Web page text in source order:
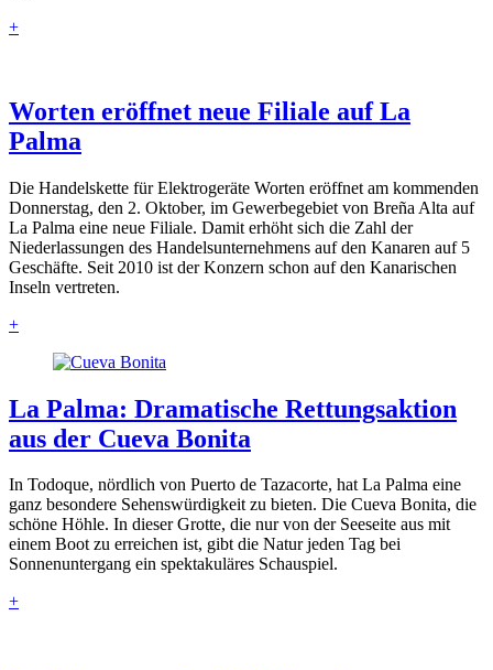
+
Worten eröffnet neue Filiale auf La
Palma
Die Handelskette für Elektrogeräte Worten eröffnet am kommenden
Donnerstag, den 2. Oktober, im Gewerbegebiet von Breña Alta auf
La Palma eine neue Filiale. Damit erhöht sich die Zahl der
Niederlassungen des Handelsunternehmens auf den Kanaren auf 5
Geschäfte. Seit 2010 ist der Konzern schon auf den Kanarischen
Inseln vertreten.
+
La Palma: Dramatische Rettungsaktion
aus der Cueva Bonita
In Todoque, nördlich von Puerto de Tazacorte, hat La Palma eine
ganz besondere Sehenswürdigkeit zu bieten. Die Cueva Bonita, die
schöne Höhle. In dieser Grotte, die nur von der Seeseite aus mit
einem Boot zu erreichen ist, gibt die Natur jeden Tag bei
Sonnenuntergang ein spektakuläres Schauspiel.
+